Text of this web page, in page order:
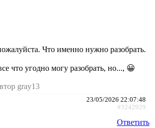
Что именно нужно разобрать.
что угодно могу разобрать, но..., 😀
gray13
23/05/2026 22:07:48
#3242929
Ответить